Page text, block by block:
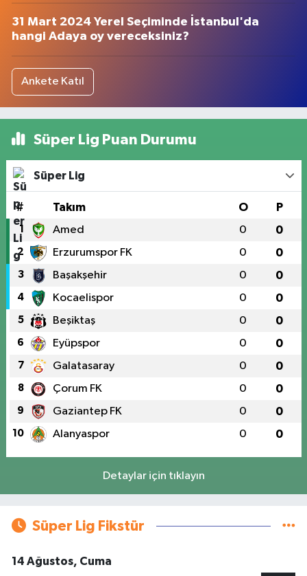
31 Mart 2024 Yerel Seçiminde İstanbul'da
hangi Adaya oy vereceksiniz?
Ankete Katıl
Süper Lig Puan Durumu
Süper Lig
# Takım O P
1 Amed 0 0
2 Erzurumspor FK 0 0
3 Başakşehir 0 0
4 Kocaelispor 0 0
5 Beşiktaş 0 0
6 Eyüpspor 0 0
7 Galatasaray 0 0
8 Çorum FK 0 0
9 Gaziantep FK 0 0
10 Alanyaspor 0 0
Detaylar için tıklayın
Süper Lig Fikstür
14 Ağustos, Cuma